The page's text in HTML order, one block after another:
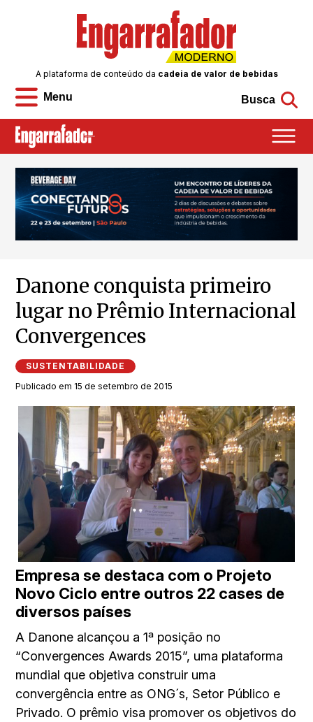
Menu
A plataforma de conteúdo da cadeia de valor de bebidas
Busca
Danone conquista primeiro
lugar no Prêmio Internacional
Convergences
SUSTENTABILIDADE
Publicado em 15 de setembro de 2015
Empresa se destaca com o Projeto
Novo Ciclo entre outros 22 cases de
diversos países
A Danone alcançou a 1ª posição no
“Convergences Awards 2015”, uma plataforma
mundial que objetiva construir uma
convergência entre as ONG´s, Setor Público e
Privado. O prêmio visa promover os objetivos do